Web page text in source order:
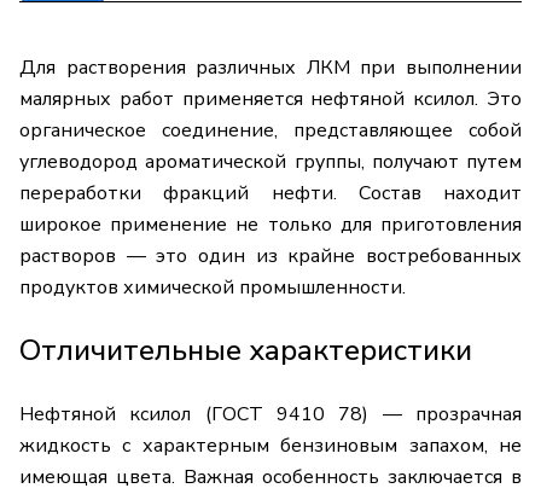
Для растворения различных ЛКМ при выполнении
малярных работ применяется нефтяной ксилол. Это
органическое соединение, представляющее собой
углеводород ароматической группы, получают путем
переработки фракций нефти. Состав находит
широкое применение не только для приготовления
растворов — это один из крайне востребованных
продуктов химической промышленности.
Отличительные характеристики
Нефтяной ксилол (ГОСТ 9410 78) — прозрачная
жидкость с характерным бензиновым запахом, не
имеющая цвета. Важная особенность заключается в